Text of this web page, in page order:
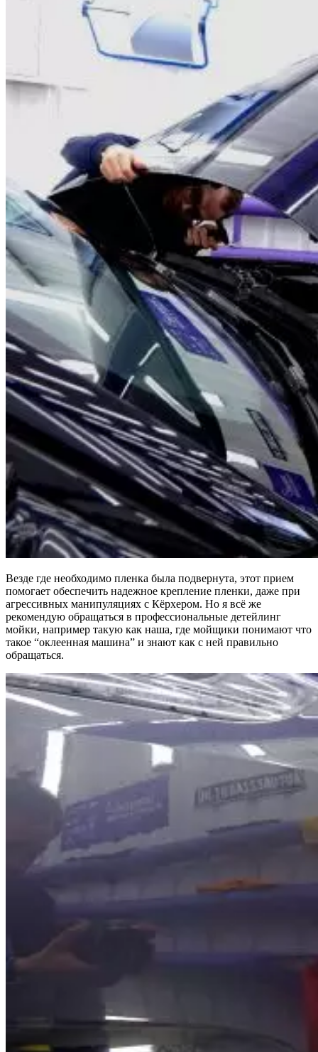
Везде где необходимо пленка была подвернута, этот прием
помогает обеспечить надежное крепление пленки, даже при
агрессивных манипуляциях с Кёрхером. Но я всё же
рекомендую обращаться в профессиональные детейлинг
мойки, например такую как наша, где мойщики понимают что
такое “оклеенная машина” и знают как с ней правильно
обращаться.